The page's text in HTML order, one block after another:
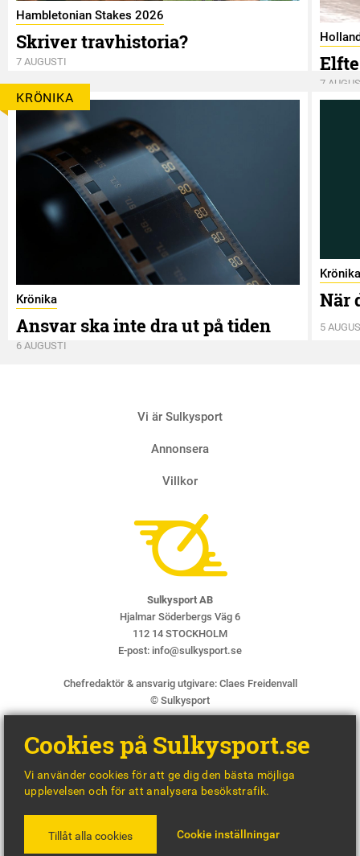
Hambletonian Stakes 2026
Skriver travhistoria?
7 AUGUSTI
7
KRÖNIKA
Krönika
Ansvar ska inte dra ut på tiden
6 AUGUSTI
Krönika
När
5
Vi är Sulkysport
Annonsera
Villkor
Sulkysport AB
Hjalmar Söderbergs Väg 6
112 14 STOCKHOLM
E-post: info@sulkysport.se
Chefredaktör & ansvarig utgivare: Claes Freidenvall
© Sulkysport
Cookies på Sulkysport.se
Vi använder cookies för att ge dig den bästa möjliga
upplevelsen och för att analysera besökstrafik.
Tillåt alla cookies Cookie inställningar